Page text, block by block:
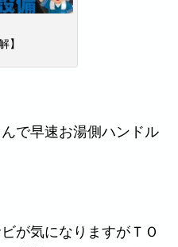
】
で早速お湯側ハンドル
が気になりますがＴＯ